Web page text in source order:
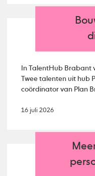
In TalentHub Brabant
Twee talenten uit hub
coördinator van Plan
16 juli 2026